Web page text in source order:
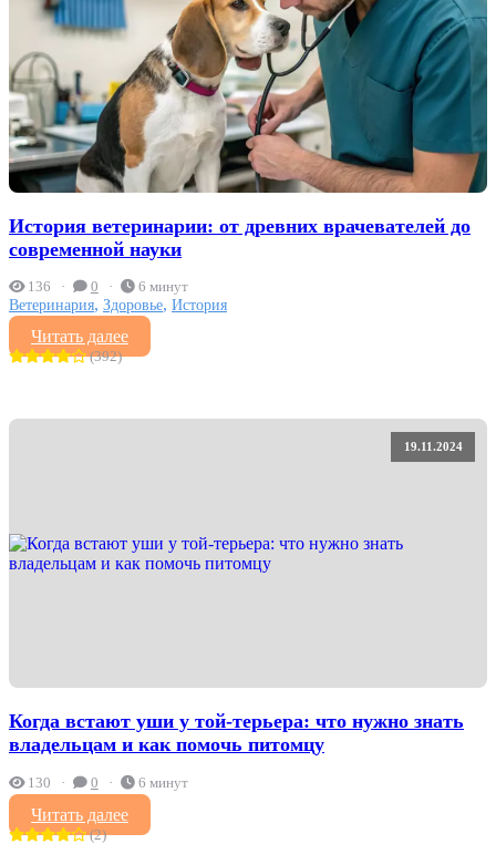
История ветеринарии: от древних врачевателей до
современной науки
136 0 6 минут
Ветеринария, Здоровье, История
Читать далее
(392)
19.11.2024
Когда встают уши у той-терьера: что нужно знать
владельцам и как помочь питомцу
130 0 6 минут
Читать далее
(2)